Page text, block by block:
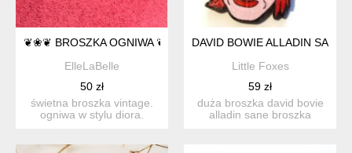
❦❀❦ BROSZKA OGNIWA ❦❀❦
ElleLaBelle
50 zł
świetna broszka vintage.
ogniwa w stylu diora.
DAVID BOWIE ALLADIN SANE
Little Foxes
59 zł
duża broszka david bovie
alladin sane broszka